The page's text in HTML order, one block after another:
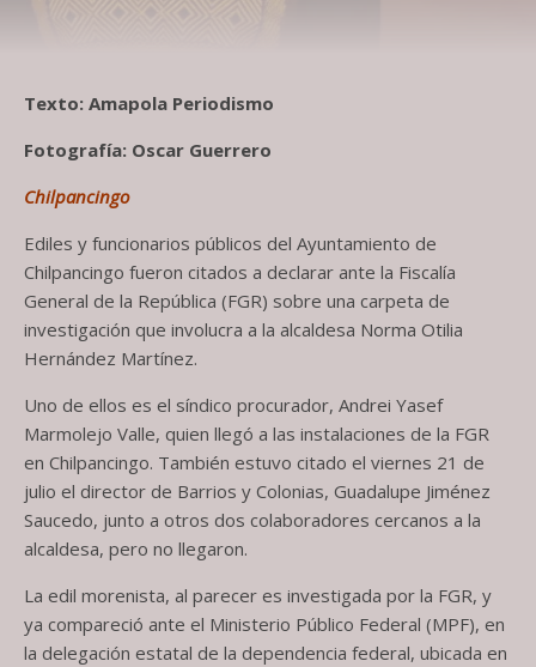
Texto: Amapola Periodismo
Fotografía: Oscar Guerrero
Chilpancingo
Ediles y funcionarios públicos del Ayuntamiento de
Chilpancingo fueron citados a declarar ante la Fiscalía
General de la República (FGR) sobre una carpeta de
investigación que involucra a la alcaldesa Norma Otilia
Hernández Martínez.
Uno de ellos es el síndico procurador, Andrei Yasef
Marmolejo Valle, quien llegó a las instalaciones de la FGR
en Chilpancingo. También estuvo citado el viernes 21 de
julio el director de Barrios y Colonias, Guadalupe Jiménez
Saucedo, junto a otros dos colaboradores cercanos a la
alcaldesa, pero no llegaron.
La edil morenista, al parecer es investigada por la FGR, y
ya compareció ante el Ministerio Público Federal (MPF), en
la delegación estatal de la dependencia federal, ubicada en